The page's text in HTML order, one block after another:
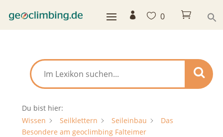
  0 
Du bist hier:
Wissen
Seilklettern Seileinbau
Das
Besondere am geoclimbing Falteimer